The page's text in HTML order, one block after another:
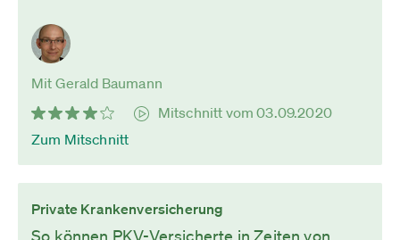
Mit Gerald Baumann
Mitschnitt vom 03.09.2020
Zum Mitschnitt
Private Krankenversicherung
So können PKV-Versicherte in Zeiten von